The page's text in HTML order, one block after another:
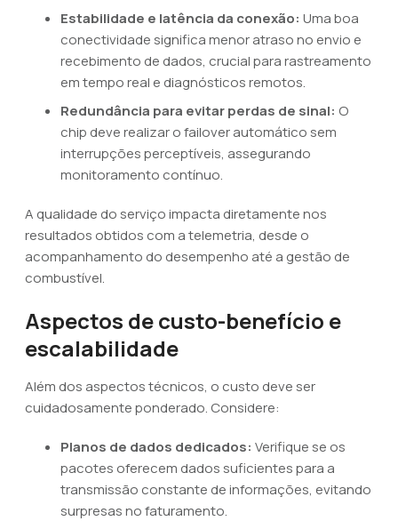
Estabilidade e latência da conexão: Uma boa
conectividade significa menor atraso no envio e
recebimento de dados, crucial para rastreamento
em tempo real e diagnósticos remotos.
Redundância para evitar perdas de sinal: O
chip deve realizar o failover automático sem
interrupções perceptíveis, assegurando
monitoramento contínuo.
A qualidade do serviço impacta diretamente nos
resultados obtidos com a telemetria, desde o
acompanhamento do desempenho até a gestão de
combustível.
Aspectos de custo-benefício e
escalabilidade
Além dos aspectos técnicos, o custo deve ser
cuidadosamente ponderado. Considere:
Planos de dados dedicados: Verifique se os
pacotes oferecem dados suficientes para a
transmissão constante de informações, evitando
surpresas no faturamento.